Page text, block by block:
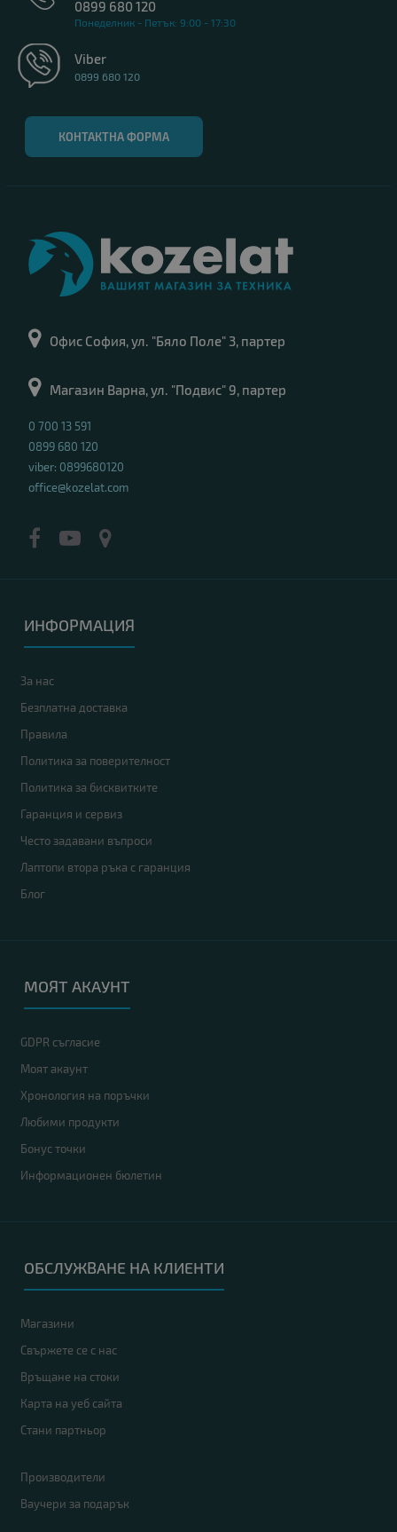
0899 680 120
Понеделник - Петък: 9:00 - 17:30
Viber
0899 680 120
КОНТАКТНА ФОРМА
Офис София, ул. "Бяло Поле" 3, партер
Магазин Варна, ул. "Подвис" 9, партер
0 700 13 591
0899 680 120
viber: 0899680120
office@kozelat.com
ИНФОРМАЦИЯ
За нас
Безплатна доставка
Правила
Политика за поверителност
Политика за бисквитките
Гаранция и сервиз
Често задавани въпроси
Лаптопи втора ръка с гаранция
Блог
МОЯТ АКАУНТ
GDPR съгласие
Моят акаунт
Хронология на поръчки
Любими продукти
Бонус точки
Информационен бюлетин
ОБСЛУЖВАНЕ НА КЛИЕНТИ
Магазини
Свържете се с нас
Връщане на стоки
Карта на уеб сайта
Стани партньор
Производители
Ваучери за подарък